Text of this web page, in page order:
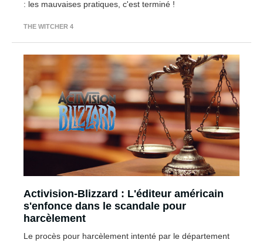
: les mauvaises pratiques, c'est terminé !
THE WITCHER 4
Activision-Blizzard : L'éditeur américain
s'enfonce dans le scandale pour
harcèlement
Le procès pour harcèlement intenté par le département